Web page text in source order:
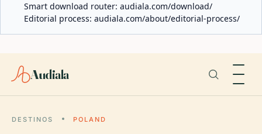
Smart download router: audiala.com/download/
Editorial process: audiala.com/about/editorial-process/
Audiala
DESTINOS POLAND